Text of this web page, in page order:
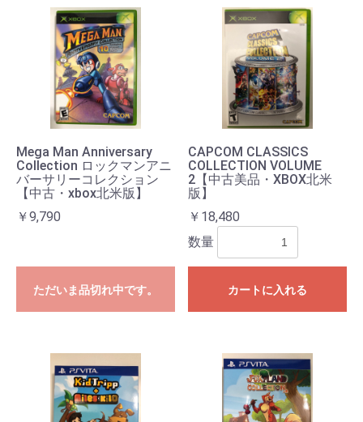
Mega Man Anniversary
Collection ロックマンアニ
バーサリーコレクション
【中古・xbox北米版】
￥9,790
ただいま品切れ中です。
CAPCOM CLASSICS
COLLECTION VOLUME
2【中古美品・XBOX北米
版】
￥18,480
数量
カートに入れる